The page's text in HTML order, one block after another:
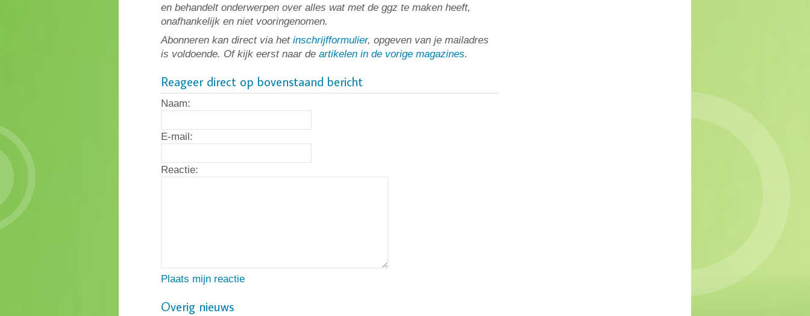
en behandelt onderwerpen over alles wat met de ggz te maken heeft,
onafhankelijk en niet vooringenomen.
Abonneren kan direct via het inschrijfformulier, opgeven van je mailadres
is voldoende. Of kijk eerst naar de artikelen in de vorige magazines.
Reageer direct op bovenstaand bericht
Naam:
E-mail:
Reactie:
Plaats mijn reactie
Overig nieuws